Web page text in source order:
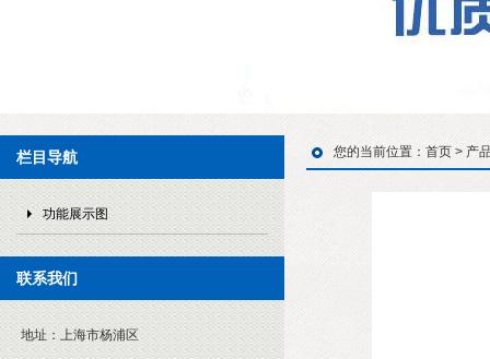
栏目导航
功能展示图
联系我们
地址： 上海市杨浦区
您的当前位置： 首页 > 产